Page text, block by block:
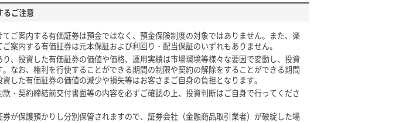
るご注意
ご案内する有価証券は預金ではなく、預金保険制度の対象ではありません。また、楽
案内する有価証券は元本保証および利回り・配当保証のいずれもありません。
、投資した有価証券の価値や価格、運用実績は市場環境等様々な要因で変動し、投資
なお、権利を行使することができる期間の制限や契約の解除をすることができる期間
した有価証券の価値の減少や損失等はお客さまご自身の負担となります。
・契約締結前交付書面等の内容を必ずご確認の上、投資判断はご自身で行ってくださ
が保護預かりし分別保管されますので、証券会社（金融商品取引業者）が破綻した場